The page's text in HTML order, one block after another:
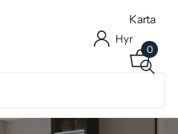
Hyr
Karta
0